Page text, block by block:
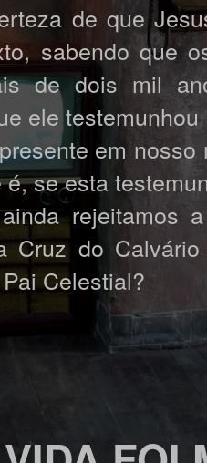
de que
sabendo que
de dois mil
ele
em
se esta
rejeitamos
Cruz do
Celestial?